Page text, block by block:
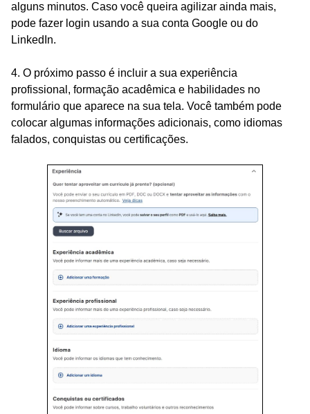
alguns minutos. Caso você queira agilizar ainda mais,
pode fazer login usando a sua conta Google ou do
LinkedIn.
4. O próximo passo é incluir a sua experiência
profissional, formação acadêmica e habilidades no
formulário que aparece na sua tela. Você também pode
colocar algumas informações adicionais, como idiomas
falados, conquistas ou certificações.